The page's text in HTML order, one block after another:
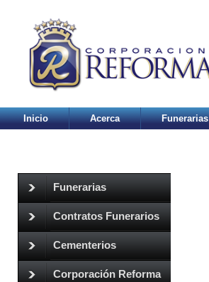
Inicio Acerca Funerarias
Funerarias
Contratos Funerarios
Cementerios
Corporación Reforma